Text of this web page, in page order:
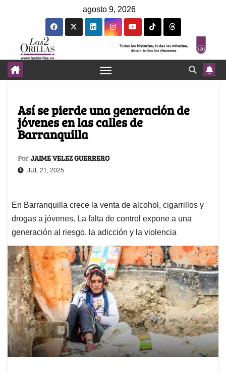
agosto 9, 2026
Así se pierde una generación de
jóvenes en las calles de
Barranquilla
Por JAIME VELEZ GUERRERO
JUL 21, 2025
En Barranquilla crece la venta de alcohol, cigarrillos y
drogas a jóvenes. La falta de control expone a una
generación al riesgo, la adicción y la violencia